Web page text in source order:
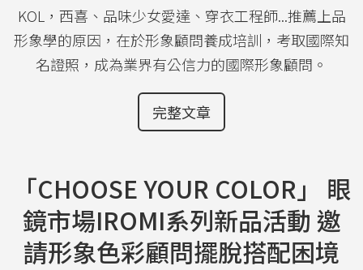
KOL，西喜、品味少女愛達、穿衣工程師...推薦上品
形象學的原因，在於形象顧問養成培訓，考取國際知
名證照，成為業界有公信力的國際形象顧問。
完整文章
「CHOOSE YOUR COLOR」 眼
鏡市場IROMI系列新品活動 邀
請形象色彩顧問擺脫搭配困境